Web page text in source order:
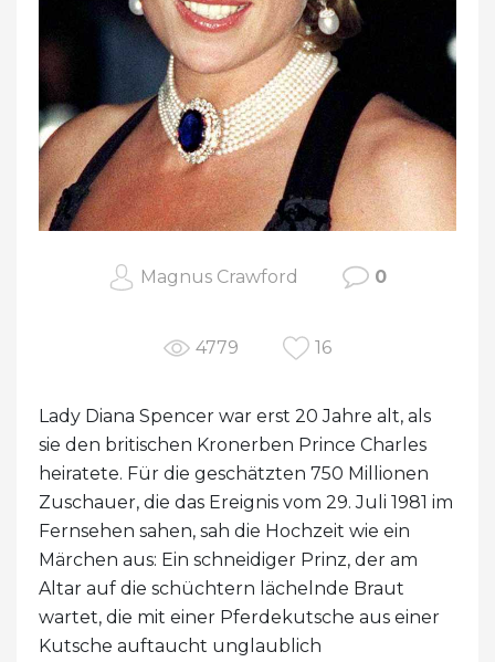
Magnus Crawford 0
4779 16
Lady Diana Spencer war erst 20 Jahre alt, als
sie den britischen Kronerben Prince Charles
heiratete. Für die geschätzten 750 Millionen
Zuschauer, die das Ereignis vom 29. Juli 1981 im
Fernsehen sahen, sah die Hochzeit wie ein
Märchen aus: Ein schneidiger Prinz, der am
Altar auf die schüchtern lächelnde Braut
wartet, die mit einer Pferdekutsche aus einer
Kutsche auftaucht unglaublich